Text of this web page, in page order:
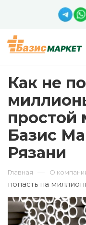
Как не
простой
Базис
Рязани
Главная — О
попасть на